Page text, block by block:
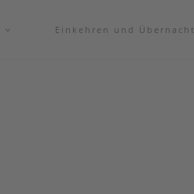
Einkehren und